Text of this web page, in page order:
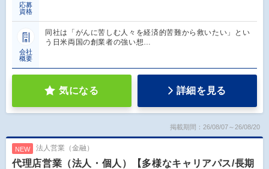
応募
資格
会社
概要
同社は「がんに苦しむ人々を経済的苦難から救いたい」とい
う日米両国の創業者の強い想…
気になる 詳細を見る
掲載期間：26/08/07～26/08/20
NEW 法人営業（金融）
代理店営業（法人・個人）【多様なキャリアパス/長期